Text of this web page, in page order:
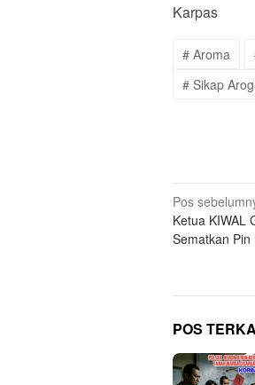
Karpas
# Aroma
# Sikap
pos
Pos
Ketua KIWAL
Sematkan
POS